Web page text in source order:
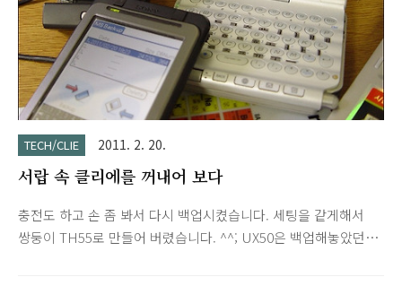
TECH/CLIE 2011. 2. 20.
서랍 속 클리에를 꺼내어 보다
충전도 하고 손 좀 봐서 다시 백업시켰습니다. 세팅을 같게해서
쌍둥이 TH55로 만들어 버렸습니다. ^^; UX50은 백업해놓았던데